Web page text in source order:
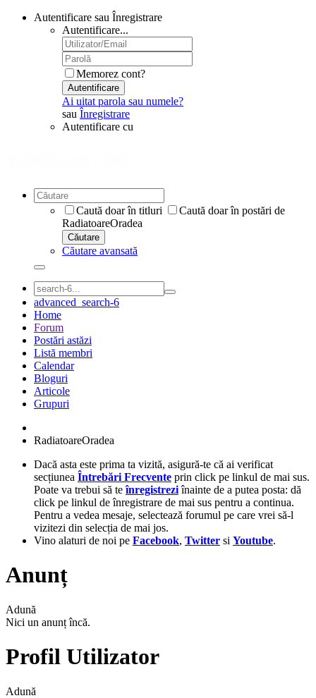
Autentificare sau Înregistrare
Autentificare...
Memorez cont?
Autentificare
Ai uitat parola sau numele?
sau Înregistrare
Autentificare cu
Caută doar în titluri
Caută doar în postări de
RadiatoareOradea
Căutare
Căutare avansată
advanced_search-6
Home
Forum
Postări astăzi
Listă membri
Calendar
Bloguri
Articole
Grupuri
RadiatoareOradea
Dacă asta este prima ta vizită, asigură-te că ai verificat
secțiunea Întrebări Frecvente prin click pe linkul de mai sus.
Poate va trebui să teînregistreziînainte de a putea posta: dă
click pe linkul de înregistrare de mai sus pentru a continua.
Pentru a vedea mesaje, selectează forumul pe care vrei să-l
vizitezi din selecția de mai jos.
Vino alaturi de noi pe Facebook, Twitter si Youtube.
Anunț
Adună
Nici un anunț încă.
Profil Utilizator
Adună